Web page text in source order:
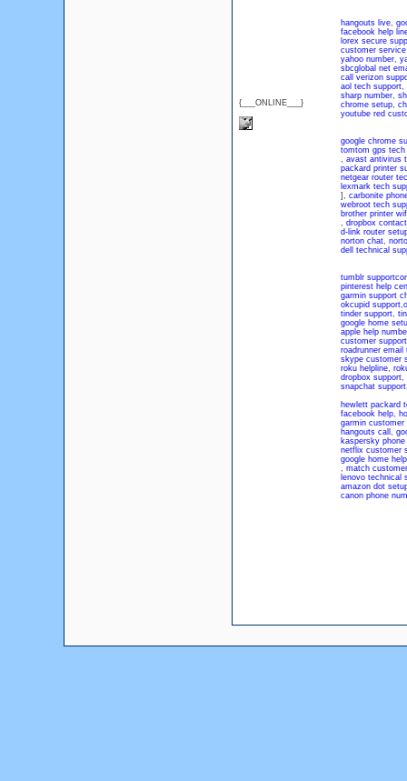
{___ONLINE___}
hangouts live,
facebook help
lorex secure
customer
yahoo number,
sbcglobal net
call verizon
aol tech support,
sharp number,
chrome setup,
youtube red
google chrome
tomtom gps tech
, avast antivirus
packard printer
netgear router
lexmark tech
], carbonite
webroot tech
brother printer
, dropbox contact
d-link router
norton chat,
dell technical
tumblr support
pinterest help
garmin support
okcupid support,
tinder support,
google home
apple help
customer support
roadrunner email
skype customer
roku helpline,
dropbox support,
snapchat support
hewlett packard
facebook help,
garmin customer
hangouts call ,
kaspersky phone
netflix customer
google home help
, match
lenovo technical
amazon dot
canon phone